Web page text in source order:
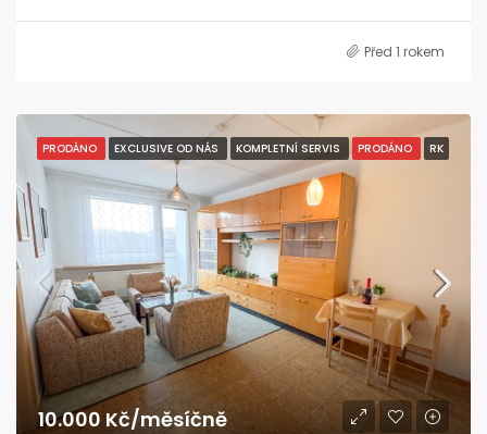
Před 1 rokem
PRODÁNO EXCLUSIVE OD NÁS KOMPLETNÍ SERVIS PRODÁNO RK
10.000 Kč/měsíčně